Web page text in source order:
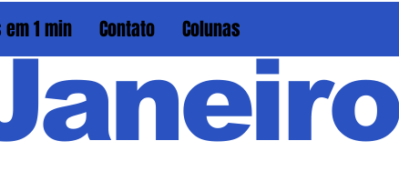
1 min Contato Colunas